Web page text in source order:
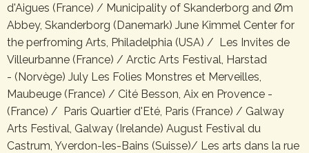
d'Aigues (France) / Municipality of Skanderborg and Øm
Abbey, Skanderborg (Danemark) June Kimmel Center for
the perfroming Arts, Philadelphia (USA) / Les Invites de
Villeurbanne (France) / Arctic Arts Festival, Harstad
- (Norvège) July Les Folies Monstres et Merveilles,
Maubeuge (France) / Cité Besson, Aix en Provence -
(France) / Paris Quartier d'Eté, Paris (France) / Galway
Arts Festival, Galway (Irelande) August Festival du
Castrum, Yverdon-les-Bains (Suisse)/ Les arts dans la rue